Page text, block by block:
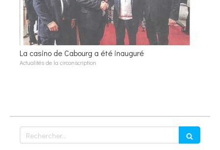
La casino de Cabourg a été inauguré
Actualités de la circonscription
Rechercher